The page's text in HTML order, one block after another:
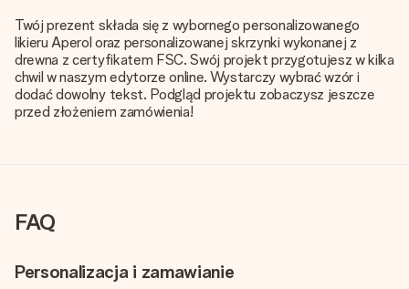
Twój prezent składa się z wybornego personalizowanego
likieru Aperol oraz personalizowanej skrzynki wykonanej z
drewna z certyfikatem FSC. Swój projekt przygotujesz w kilka
chwil w naszym edytorze online. Wystarczy wybrać wzór i
dodać dowolny tekst. Podgląd projektu zobaczysz jeszcze
przed złożeniem zamówienia!
FAQ
Personalizacja i zamawianie